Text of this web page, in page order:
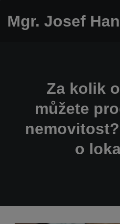
Mgr. Josef
Za kolik
můžete
o